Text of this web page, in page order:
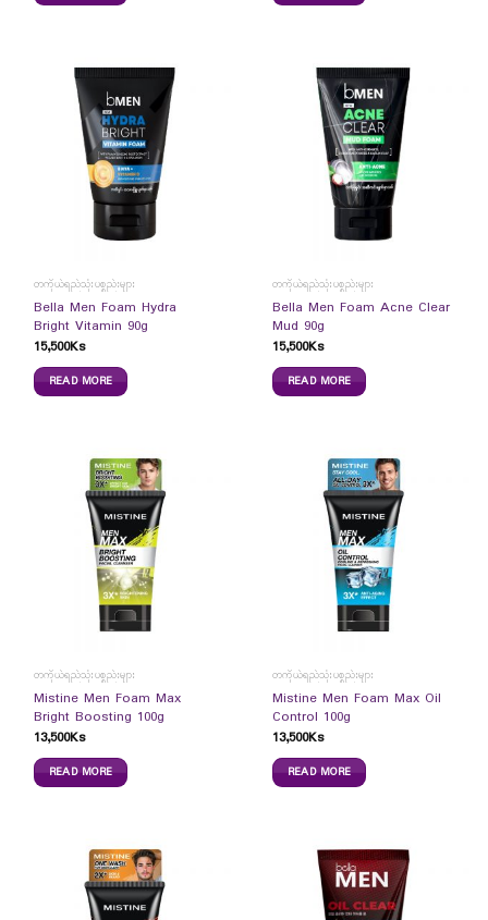
တကိုယ်ရည်သုံးပစ္စည်းများ
Bella Men Foam Hydra
Bright Vitamin 90g
15,500Ks
READ MORE
တကိုယ်ရည်သုံးပစ္စည်းများ
Bella Men Foam Acne Clear
Mud 90g
15,500Ks
READ MORE
တကိုယ်ရည်သုံးပစ္စည်းများ
Mistine Men Foam Max
Bright Boosting 100g
13,500Ks
READ MORE
တကိုယ်ရည်သုံးပစ္စည်းများ
Mistine Men Foam Max Oil
Control 100g
13,500Ks
READ MORE